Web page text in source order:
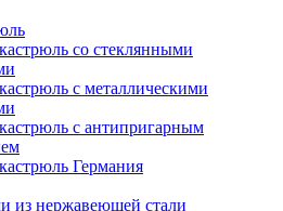
со стеклянными
с металлическими
с антипригарным
Германия
из нержавеющей стали